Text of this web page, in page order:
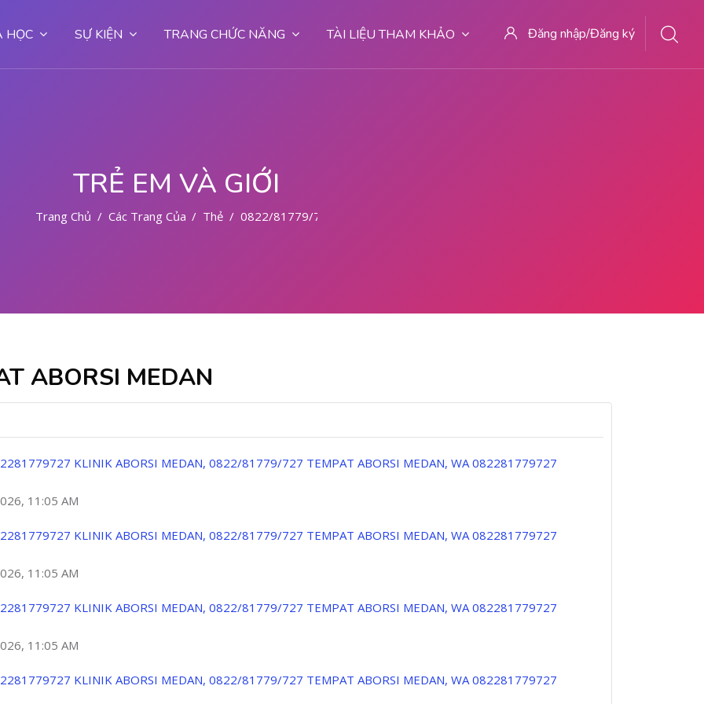
HỌC SỰ KIỆN TRANG CHỨC NĂNG TÀI LIỆU THAM KHẢO Đăng nhập/Đăng ký
TRẺ EM VÀ GIỚI
Trang Chủ Các Trang Của Hệ Thống
Thẻ 0822/81779/727 TEMPAT ABORSI MEDAN
ABORSI MEDAN
KLINIK ABORSI MEDAN, 0822/81779/727 TEMPAT ABORSI MEDAN, WA 082281779727
11:05 AM
KLINIK ABORSI MEDAN, 0822/81779/727 TEMPAT ABORSI MEDAN, WA 082281779727
11:05 AM
KLINIK ABORSI MEDAN, 0822/81779/727 TEMPAT ABORSI MEDAN, WA 082281779727
11:05 AM
KLINIK ABORSI MEDAN, 0822/81779/727 TEMPAT ABORSI MEDAN, WA 082281779727